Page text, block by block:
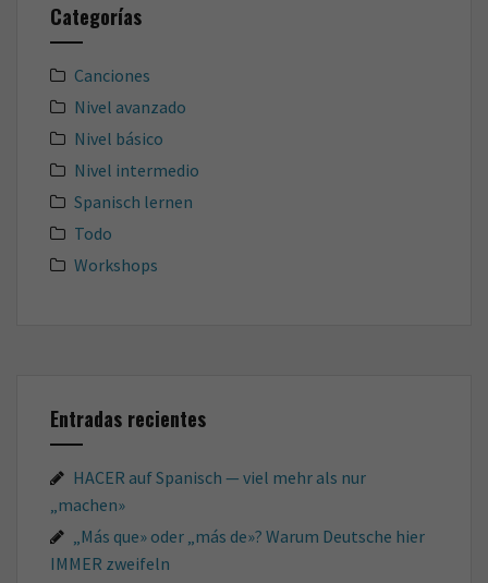
Categorías
Canciones
Nivel avanzado
Nivel básico
Nivel intermedio
Spanisch lernen
Todo
Workshops
Entradas recientes
HACER auf Spanisch — viel mehr als nur
„machen»
„Más que» oder „más de»? Warum Deutsche hier
IMMER zweifeln